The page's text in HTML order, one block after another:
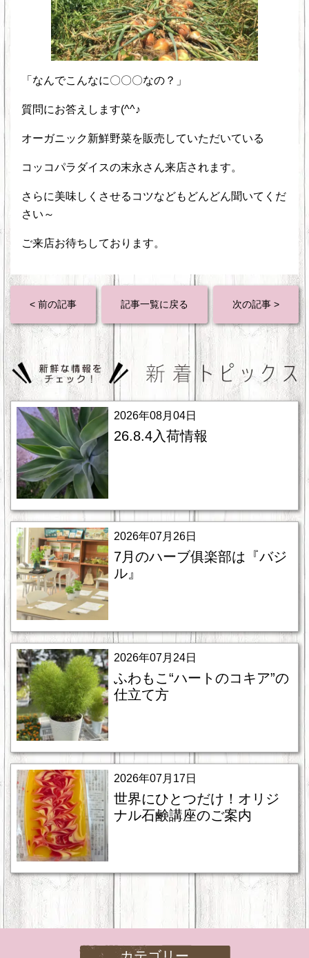
「なんでこんなに〇〇〇なの？」
質問にお答えします(^^♪
オーガニック新鮮野菜を販売していただいている
コッコパラダイスの末永さん来店されます。
さらに美味しくさせるコツなどもどんどん聞いてくだ
さい～
ご来店お待ちしております。
< 前の記事 記事一覧に戻る 次の記事 >
2026年08月04日
26.8.4入荷情報
2026年07月26日
7月のハーブ俱楽部は『バジ
ル』
2026年07月24日
ふわもこ“ハートのコキア”の
仕立て方
2026年07月17日
世界にひとつだけ！オリジ
ナル石鹸講座のご案内